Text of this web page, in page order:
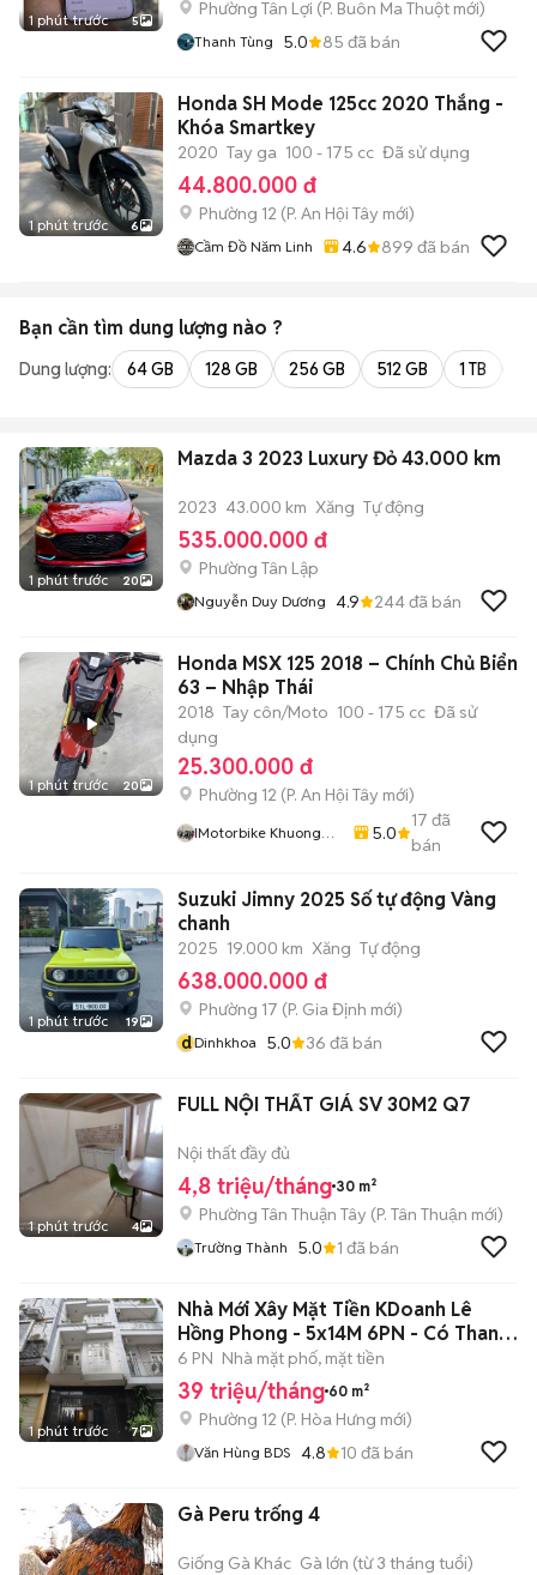
1 phút trước 5
Phường Tân Lợi (P. Buôn Ma Thuột mới)
Thanh Tùng 5.0 85 đã bán
1 phút trước 6
Honda SH Mode 125cc 2020 Thắng -
Khóa Smartkey
2020 Tay ga 100 - 175 cc Đã sử dụng
44.800.000 đ
Phường 12 (P. An Hội Tây mới)
Cầm Đồ Năm Linh 4.6 899 đã bán
Bạn cần tìm dung lượng nào ?
Dung lượng: 64 GB 128 GB 256 GB 512 GB 1 TB
1 phút trước 20
Mazda 3 2023 Luxury Đỏ 43.000 km
2023 43.000 km Xăng Tự động
535.000.000 đ
Phường Tân Lập
Nguyễn Duy Dương 4.9 244đã bán
1 phút trước 20
Honda MSX 125 2018 – Chính Chủ Biển
63 – Nhập Thái
2018 Tay côn/Moto 100 - 175 cc Đã sử
dụng
25.300.000 đ
Phường 12 (P. An Hội Tây mới)
IMotorbike Khuong
5.0
17 đã
bán
1 phút trước 19
Suzuki Jimny 2025 Số tự động Vàng
chanh
2025 19.000 km Xăng Tự động
638.000.000 đ
Phường 17 (P. Gia Định mới)
dDinhkhoa 5.0 36 đã bán
1 phút trước 4
FULL NỘI THẤT GIÁ SV 30M2 Q7
Nội thất đầy đủ
4,8 triệu/tháng 30 m²
Phường Tân Thuận Tây (P. Tân Thuận mới)
Trường Thành 5.0 1 đã bán
1 phút trước 7
Nhà Mới Xây Mặt Tiền KDoanh Lê
Hồng Phong - 5x14M 6PN - Có Thang
Máy
6 PN Nhà mặt phố, mặt tiền
39 triệu/tháng 60 m²
Phường 12 (P. Hòa Hưng mới)
Văn Hùng BDS 4.8 10 đã bán
Gà Peru trống 4
Giống Gà Khác Gà lớn (từ 3 tháng tuổi)